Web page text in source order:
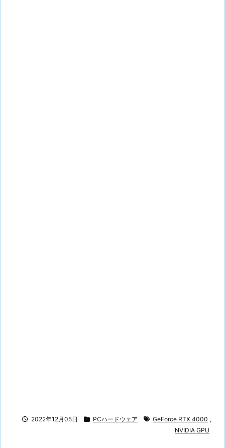
2022年12月05日 PCハードウェア GeForce RTX 4000 ,
NVIDIA GPU